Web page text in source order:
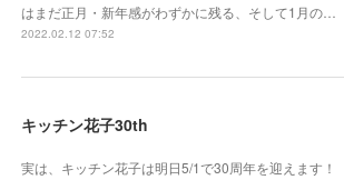
はまだ正月・新年感がわずかに残る、そして1月の…
2022.02.12 07:52
キッチン花子30th
実は、キッチン花子は明日5/1で30周年を迎えます！